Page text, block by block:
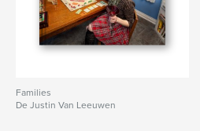
Families
De Justin Van Leeuwen